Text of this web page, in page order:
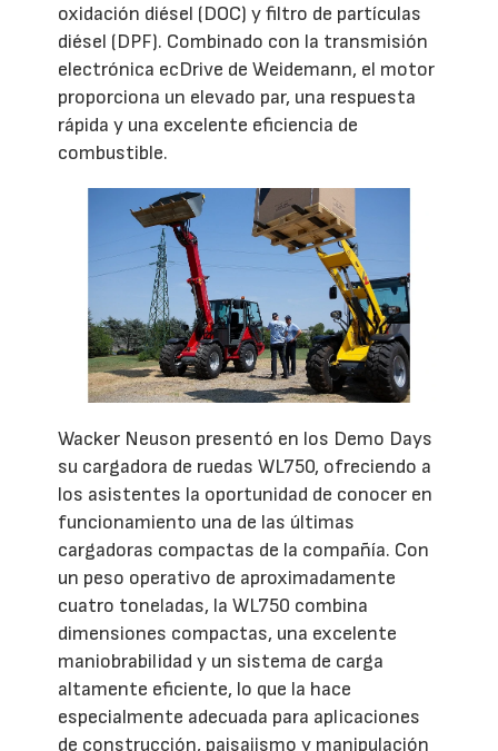
oxidación diésel (DOC) y filtro de partículas
diésel (DPF). Combinado con la transmisión
electrónica ecDrive de Weidemann, el motor
proporciona un elevado par, una respuesta
rápida y una excelente eficiencia de
combustible.
Wacker Neuson presentó en los Demo Days
su cargadora de ruedas WL750, ofreciendo a
los asistentes la oportunidad de conocer en
funcionamiento una de las últimas
cargadoras compactas de la compañía. Con
un peso operativo de aproximadamente
cuatro toneladas, la WL750 combina
dimensiones compactas, una excelente
maniobrabilidad y un sistema de carga
altamente eficiente, lo que la hace
especialmente adecuada para aplicaciones
de construcción, paisajismo y manipulación